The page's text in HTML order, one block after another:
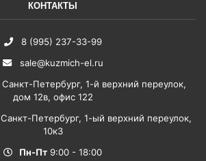
КОНТАКТЫ
8 (995) 237-33-99
sale@kuzmich-el.ru
Санкт-Петербург, 1-й верхний переулок,
дом 12в, офис 122
Санкт-Петербург, 1-ый верхний переулок,
10к3
Пн-Пт 9:00 - 18:00